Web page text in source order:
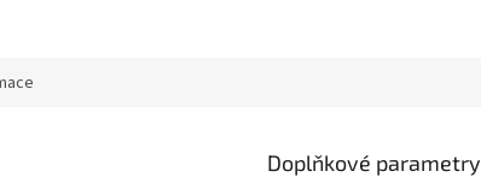
Doplňkové parametry